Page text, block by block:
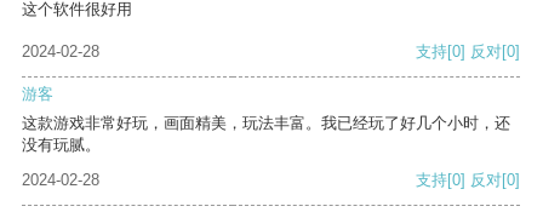
这个软件很好用
2024-02-28 支持[0] 反对[0]
游客
这款游戏非常好玩，画面精美，玩法丰富。我已经玩了好几个小时，还
没有玩腻。
2024-02-28
支持[0] 反对[0]